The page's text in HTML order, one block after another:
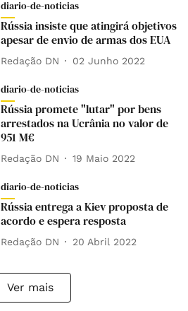
diario-de-noticias
Rússia insiste que atingirá objetivos
apesar de envio de armas dos EUA
Redação DN 02 Junho 2022
diario-de-noticias
Rússia promete "lutar" por bens
arrestados na Ucrânia no valor de
951 M€
Redação DN 19 Maio 2022
diario-de-noticias
Rússia entrega a Kiev proposta de
acordo e espera resposta
Redação DN 20 Abril 2022
Ver mais